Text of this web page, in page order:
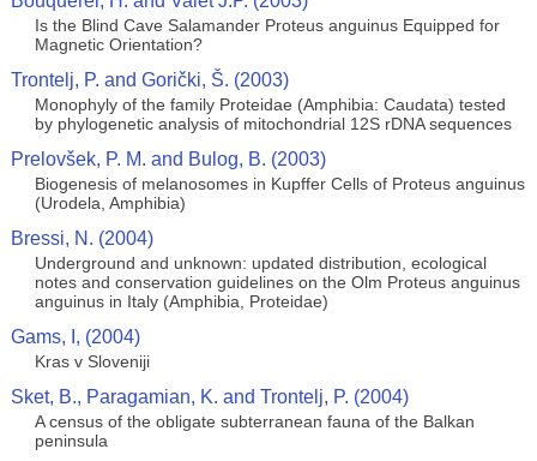
Is the Blind Cave Salamander Proteus anguinus Equipped for
Magnetic Orientation?
Trontelj, P. and Gorički, Š. (2003)
Monophyly of the family Proteidae (Amphibia: Caudata) tested
by phylogenetic analysis of mitochondrial 12S rDNA sequences
Prelovšek, P. M. and Bulog, B. (2003)
Biogenesis of melanosomes in Kupffer Cells of Proteus anguinus
(Urodela, Amphibia)
Bressi, N. (2004)
Underground and unknown: updated distribution, ecological
notes and conservation guidelines on the Olm Proteus anguinus
anguinus in Italy (Amphibia, Proteidae)
Gams, I, (2004)
Kras v Sloveniji
Sket, B., Paragamian, K. and Trontelj, P. (2004)
A census of the obligate subterranean fauna of the Balkan
peninsula